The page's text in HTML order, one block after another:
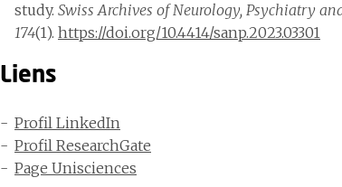
study. Swiss Archives of Neurology, Psychiatry
174(1). https://doi.org/10.4414/sanp.2023.03301
Liens
Profil LinkedIn
Profil ResearchGate
Page Unisciences